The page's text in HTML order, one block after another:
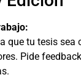
que tu tesis sea
Pide